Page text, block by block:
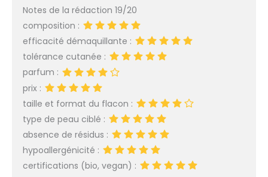
ingrédients naturels,
pour embellir toutes les
peaux.
NETTOIE EN DOUCEUR :
L'eau micellaire Garnier
démaquille et apaise
tout en capturant les
impuretés et le sébum,
grâce aux micelles qui
permettent de nettoyer
la peau en douceur.
FORMULE APAISANTE
100% VEGAN : Vegan et
approuvée par Cruelty
Free, cette formule
Notes de la rédaction 19/20
composition :
efficacité démaquillante :
tolérance cutanée :
parfum :
prix :
taille et format du flacon :
type de peau ciblé :
absence de résidus :
hypoallergénicité :
certifications (bio, vegan) :